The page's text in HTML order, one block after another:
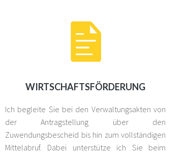
WIRTSCHAFTSFÖRDERUNG
Ich begleite Sie bei den Verwaltungsakten von
der Antragstellung über den
Zuwendungsbescheid bis hin zum vollständigen
Mittelabruf. Dabei unterstütze ich Sie beim